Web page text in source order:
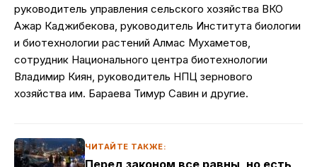
руководитель управления сельского хозяйства ВКО
Ажар Каджибекова, руководитель Института биологии
и биотехнологии растений Алмас Мухаметов,
сотрудник Национального центра биотехнологии
Владимир Киян, руководитель НПЦ зернового
хозяйства им. Бараева Тимур Савин и другие.
ЧИТАЙТЕ ТАКЖЕ:
Перед законом все равны, но есть